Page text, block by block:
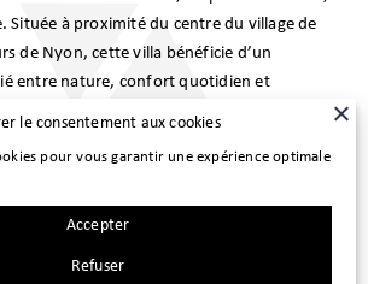
Située à proximité du centre du village de
de Nyon, cette villa bénéficie d’un
entre nature, confort quotidien et
une magnifique…
le consentement aux cookies
pour vous garantir une expérience optimale
Accepter
Refuser